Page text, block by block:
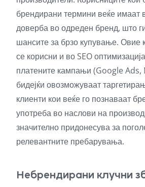
брендирани термини веќе имаат
доверба во одреден бренд, што
шансите за брзо купување. Овие
се корисни и во SEO
платените кампањи (Google Ads,
бидејќи овозможуваат
клиенти кои веќе го познаваат
употреба во наслови на
значително придонесува за
релевантните пребарувања.
Небрендирани клучни